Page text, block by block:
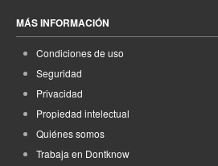
MÁS INFORMACIÓN
Condiciones de uso
Seguridad
Privacidad
Propiedad intelectual
Quiénes somos
Trabaja en Dontknow